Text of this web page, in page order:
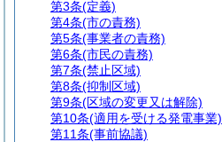
第3条(定義)
第4条(市の責務)
第5条(事業者の責務)
第6条(市民の責務)
第7条(禁止区域)
第8条(抑制区域)
第9条(区域の変更又は解除)
第10条(適用を受ける発電事業)
第11条(事前協議)